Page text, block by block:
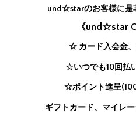
und☆starのお客様に是
《und☆star
☆ カード入会金
☆いつでも10回払
☆ポイント進呈
ギフトカード、マイレ